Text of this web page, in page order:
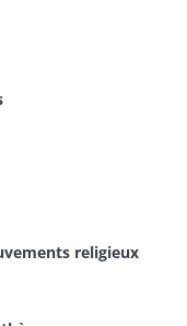
religieux